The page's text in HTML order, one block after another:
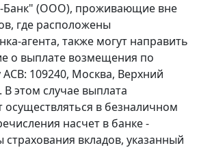
Банк" (ООО), проживающие вне
где расположены
агента, также могут направить
о выплате возмещения по
АСВ: 109240, Москва, Верхний
В этом случае выплата
в безналичном
насчет в банке -
страхования вкладов, указанный